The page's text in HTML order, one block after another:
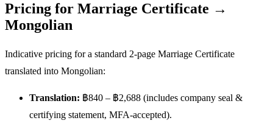
Pricing for Marriage Certificate →
Mongolian
Indicative pricing for a standard 2-page Marriage Certificate
translated into Mongolian:
Translation: ฿840 – ฿2,688 (includes company seal &
certifying statement, MFA-accepted).